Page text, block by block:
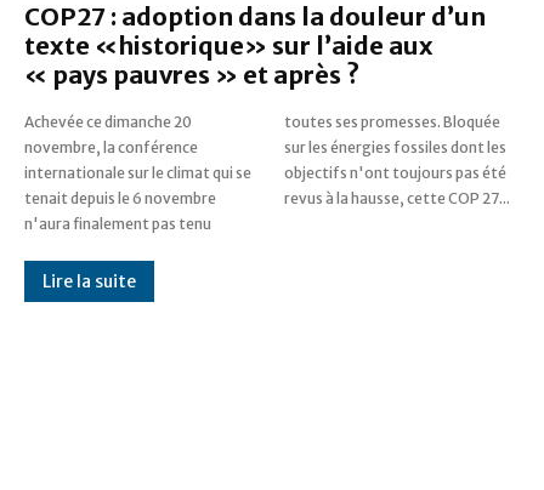
COP27 : adoption dans la douleur d’un
texte «historique» sur l’aide aux
« pays pauvres » et après ?
Achevée ce dimanche 20
novembre, la conférence
internationale sur le climat qui se
tenait depuis le 6 novembre
n'aura finalement pas tenu
toutes ses promesses. Bloquée
sur les énergies fossiles dont les
objectifs n'ont toujours pas été
revus à la hausse, cette COP 27...
Lire la suite